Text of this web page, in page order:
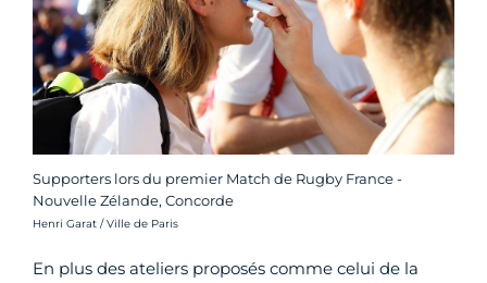
Supporters lors du premier Match de Rugby France -
Nouvelle Zélande, Concorde
Crédit photo :
Henri Garat / Ville de Paris
En plus des ateliers proposés comme celui de la